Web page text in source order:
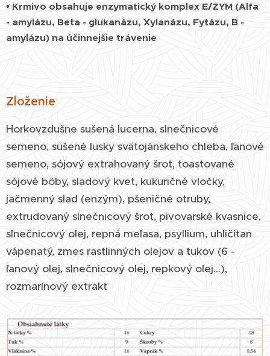
• Krmivo obsahuje enzymatický komplex E/ZYM (Alfa
- amylázu, Beta - glukanázu, Xylanázu, Fytázu, B -
amylázu) na účinnejšie trávenie
Zloženie
Horkovzdušne sušená lucerna, slnečnicové
semeno, sušené lusky svätojánskeho chleba, ľanové
semeno, sójový extrahovaný šrot, toastované
sójové bôby, sladový kvet, kukuričné vločky,
jačmenný slad (enzým), pšeničné otruby,
extrudovaný slnečnicový šrot, pivovarské kvasnice,
slnečnicový olej, repná melasa, psyllium, uhličitan
vápenatý, zmes rastlinných olejov a tukov (6 -
ľanový olej, slnečnicový olej, repkový olej...),
rozmarínový extrakt